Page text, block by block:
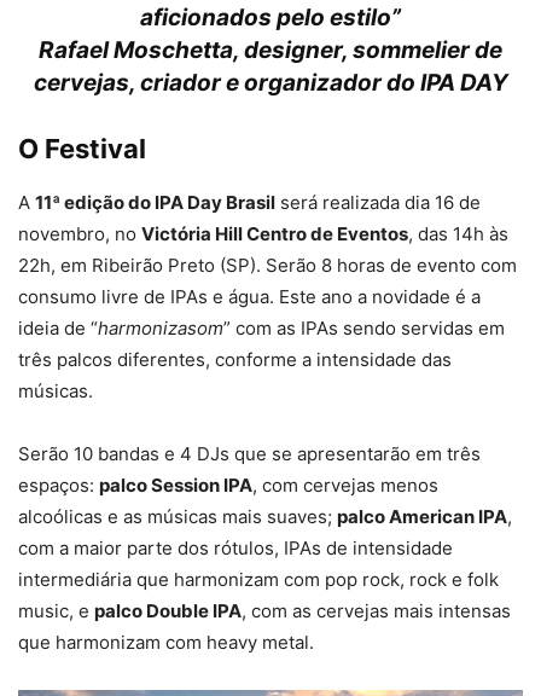
aficionados pelo estilo”
Rafael Moschetta, designer, sommelier de
cervejas, criador e organizador do IPA DAY
O Festival
A 11ª edição do IPA Day Brasil será realizada dia 16 de
novembro, no Victória Hill Centro de Eventos, das 14h às
22h, em Ribeirão Preto (SP). Serão 8 horas de evento com
consumo livre de IPAs e água. Este ano a novidade é a
ideia de “harmonizasom” com as IPAs sendo servidas em
três palcos diferentes, conforme a intensidade das
músicas.
Serão 10 bandas e 4 DJs que se apresentarão em três
espaços: palco Session IPA, com cervejas menos
alcoólicas e as músicas mais suaves; palco American IPA,
com a maior parte dos rótulos, IPAs de intensidade
intermediária que harmonizam com pop rock, rock e folk
music, e palco Double IPA, com as cervejas mais intensas
que harmonizam com heavy metal.